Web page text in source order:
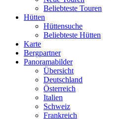
Beliebteste Touren
Hütten
Hüttensuche
Beliebteste Hütten
Karte
Bergpartner
Panoramabilder
Übersicht
Deutschland
Österreich
Italien
Schweiz
Frankreich